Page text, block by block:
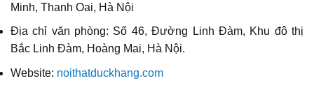
Minh, Thanh Oai, Hà Nội
Địa chỉ văn phòng: Số 46, Đường Linh Đàm, Khu đô thị
Bắc Linh Đàm, Hoàng Mai, Hà Nội.
Website: noithatduckhang.com